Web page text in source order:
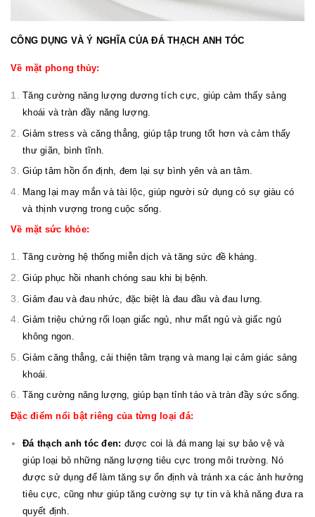
CÔNG DỤNG VÀ Ý NGHĨA CỦA ĐÁ THẠCH ANH TÓC
Về mặt phong thủy:
Tăng cường năng lượng dương tích cực, giúp cảm thấy sảng
khoái và tràn đầy năng lượng.
Giảm stress và căng thẳng, giúp tập trung tốt hơn và cảm thấy
thư giãn, bình tĩnh.
Giúp tâm hồn ổn định, đem lại sự bình yên và an tâm.
Mang lại may mắn và tài lộc, giúp người sử dụng có sự giàu có
và thịnh vượng trong cuộc sống.
Về mặt sức khỏe:
Tăng cường hệ thống miễn dịch và tăng sức đề kháng.
Giúp phục hồi nhanh chóng sau khi bị bệnh.
Giảm đau và đau nhức, đặc biệt là đau đầu và đau lưng.
Giảm triệu chứng rối loạn giấc ngủ, như mất ngủ và giấc ngủ
không ngon.
Giảm căng thẳng, cải thiện tâm trạng và mang lại cảm giác sảng
khoái.
Tăng cường năng lượng, giúp bạn tỉnh táo và tràn đầy sức sống.
Đặc điểm nổi bật riêng của từng loại đá:
Đá thạch anh tóc đen: được coi là đá mang lại sự bảo vệ và
giúp loại bỏ những năng lượng tiêu cực trong môi trường. Nó
được sử dụng để làm tăng sự ổn định và tránh xa các ảnh hưởng
tiêu cực, cũng như giúp tăng cường sự tự tin và khả năng đưa ra
quyết định.